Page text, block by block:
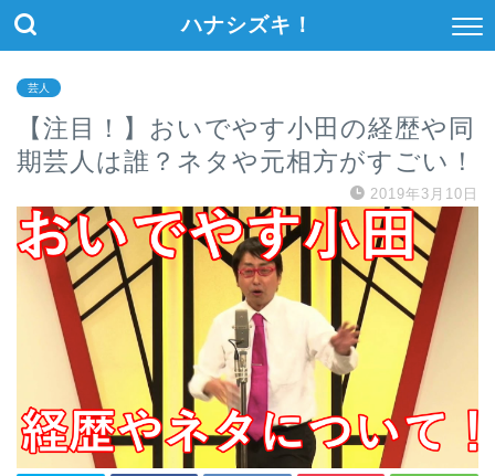
ハナシズキ！
芸人
【注目！】おいでやす小田の経歴や同
期芸人は誰？ネタや元相方がすごい！
2019年3月10日